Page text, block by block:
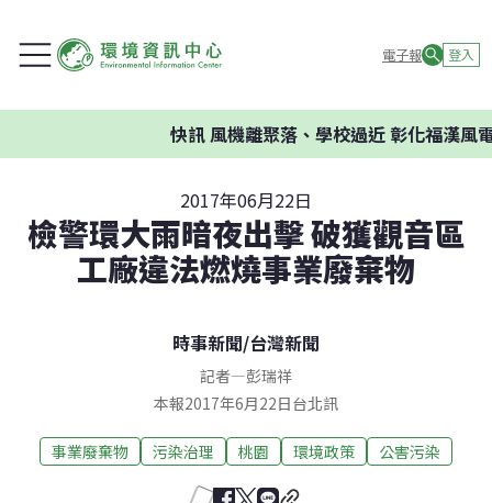
電子報 登入
快訊風機離聚落、學校過近 彰化福漢風電案
2017年06月22日
檢警環大雨暗夜出擊 破獲觀音區
工廠違法燃燒事業廢棄物
時事新聞/台灣新聞
記者—彭瑞祥
本報2017年6月22日台北訊
事業廢棄物 污染治理 桃園 環境政策 公害污染